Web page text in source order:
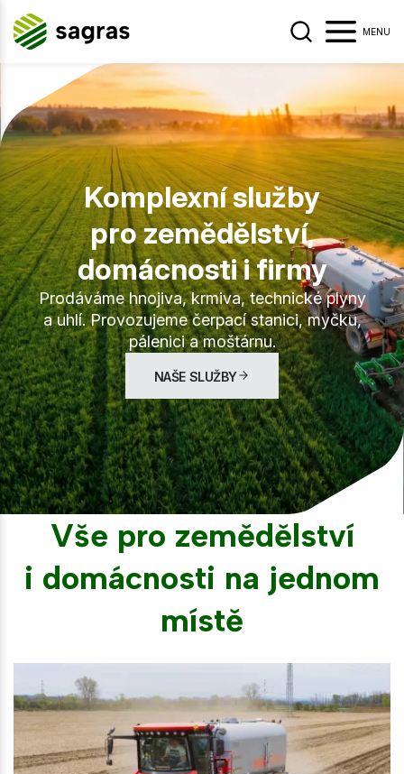
MENU
Komplexní služby
pro zemědělství,
domácnosti i firmy
Prodáváme hnojiva, krmiva, technické plyny
a uhlí. Provozujeme čerpací stanici, myčku,
pálenici a moštárnu.
NAŠE SLUŽBY
Vše pro zemědělství
i domácnosti na jednom
místě
aby
vy na webu
používané na
uživatelů
přihlášení,
návštěvnosti